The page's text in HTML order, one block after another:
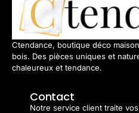
Ctendance, boutique déco
bois. Des pièces uniques et
chaleureux et tendance.
Contact
Notre service client traite